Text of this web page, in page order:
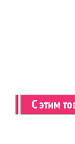
С этим